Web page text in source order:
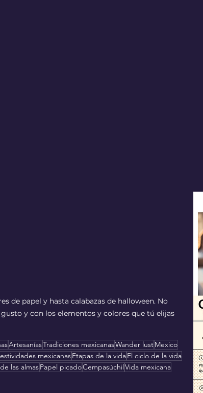
de papel y hasta calabazas de halloween. No
y con los elementos y colores que tú elijas
ArtesaníasTradiciones mexicanasWander lustMexico
mexicanasEtapas de la vidaEl ciclo de la vida
las almasPapel picadoCempasúchilVida mexicana